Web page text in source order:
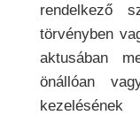
rendelkező
törvényben
aktusában
önállóan